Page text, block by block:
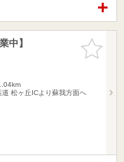
お気に入
りに追加
中】
松ヶ丘ICより蘇我方面へ